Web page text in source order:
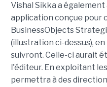
Vishal Sikka a
application conçue pour
BusinessObjects
(illustration ci-dessus),
suivront. Celle-ci aurait
l'éditeur. En exploitant
permettra à des